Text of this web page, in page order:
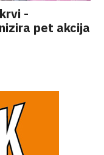
-
pet akcija